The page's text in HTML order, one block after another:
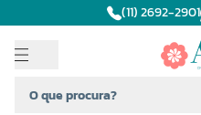
(11) 2692-2901